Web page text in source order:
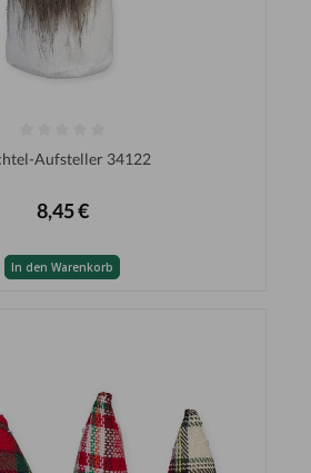
Aufsteller 34122
8,45 €
In den Warenkorb